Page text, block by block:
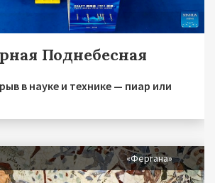
Поднебесная
в науке и технике — пиар или
«Фергана»